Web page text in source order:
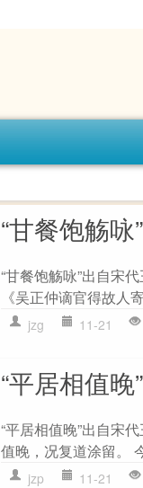
“甘餐饱觞
“甘餐饱觞咏”出自宋
《吴正仲谪官得故人
jzg 11-21
“平居相值
“平居相值晚”出自宋
值晚，况复道涂留。
jzp 11-21